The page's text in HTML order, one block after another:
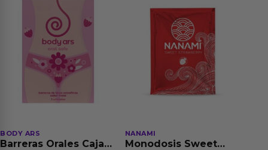
BODY ARS
Barreras Orales Caja
NANAMI
Monodosis Sweet